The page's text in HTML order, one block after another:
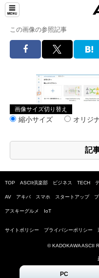
この画像の参照記事
画像サイズ切り替え
縮小サイズ オリジ
記
TOP ASCII倶楽部 ビジネス TECH
AV アキバ スマホ スタートアップ
アスキーグルメ IoT
サイトポリシー プライバシーポリシー
© KADOKAWA ASCII
PC